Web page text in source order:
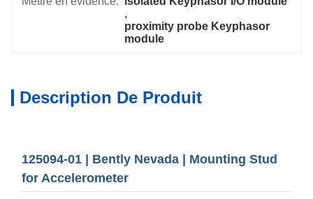
,
proximity probe Keyphasor
module
Description De Produit
125094-01 | Bently Nevada | Mounting Stud
for Accelerometer